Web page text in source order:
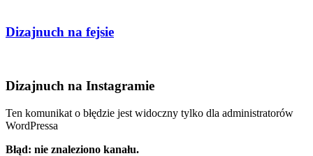
Dizajnuch na fejsie
Dizajnuch na Instagramie
Ten komunikat o błędzie jest widoczny tylko dla administratorów
WordPressa
Błąd: nie znaleziono kanału.